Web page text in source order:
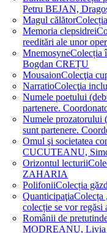
Petru BEJAN,
Magul călător
Memoria clepsidrei
reeditări ale unor
MnemosyneColecția
Bogdan CREȚU
MousaionColecţia
NarratioColecţia
Numele poetului
partenere.
Numele prozatorului
sunt partenere.
Omul şi societatea
CUCUTEANU,
Orizontul lecturii
ZAHARIA
PolifoniiColecția
QuanticipaţiaColecța
colecție se vor
Românii de
MODREANU,